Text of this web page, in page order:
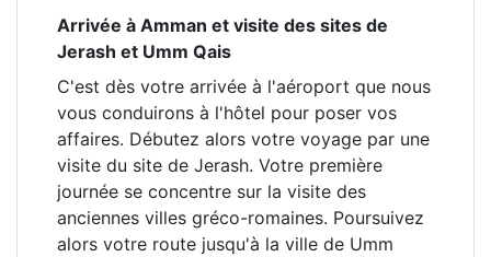
Arrivée à Amman et visite des sites de
Jerash et Umm Qais
C'est dès votre arrivée à l'aéroport que nous
vous conduirons à l'hôtel pour poser vos
affaires. Débutez alors votre voyage par une
visite du site de Jerash. Votre première
journée se concentre sur la visite des
anciennes villes gréco-romaines. Poursuivez
alors votre route jusqu'à la ville de Umm